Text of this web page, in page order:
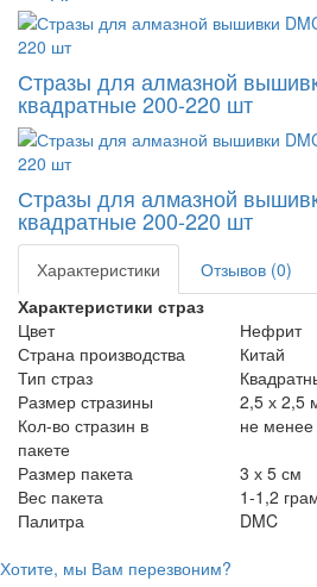
Стразы для алмазной
квадратные 200-220 шт
Стразы для алмазной
квадратные 200-220 шт
Характеристики
Отзывов (0)
Характеристики страз
Цвет
Нефрит
Страна производства
Китай
Тип страз
Размер стразины
2,5 х 2,5
Кол-во стразин в
пакете
не менее
Размер пакета
3 х 5 см
Вес пакета
1-1,2
Палитра
DMC
Хотите, мы Вам перезвоним?